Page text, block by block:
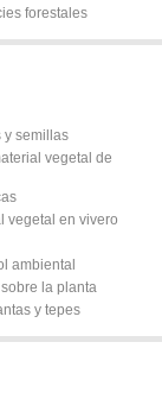
forestales
y semillas
vegetal de
vegetal en vivero
ambiental
la planta
y tepes